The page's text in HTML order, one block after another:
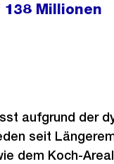
Millionen
aufgrund der
seit
dem Koch-